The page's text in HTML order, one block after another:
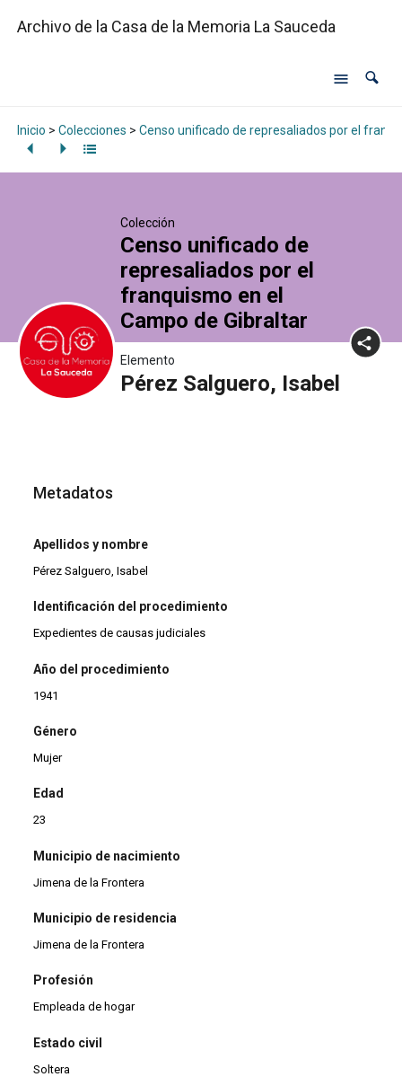
Archivo de la Casa de la Memoria La Sauceda
Inicio > Colecciones > Censo unificado de represaliados por el
Colección
Censo unificado de
represaliados por el
franquismo en el
Campo de Gibraltar
Elemento
Pérez Salguero, Isabel
Metadatos
Apellidos y nombre
Pérez Salguero, Isabel
Identificación del procedimiento
Expedientes de causas judiciales
Año del procedimiento
1941
Género
Mujer
Edad
23
Municipio de nacimiento
Jimena de la Frontera
Municipio de residencia
Jimena de la Frontera
Profesión
Empleada de hogar
Estado civil
Soltera